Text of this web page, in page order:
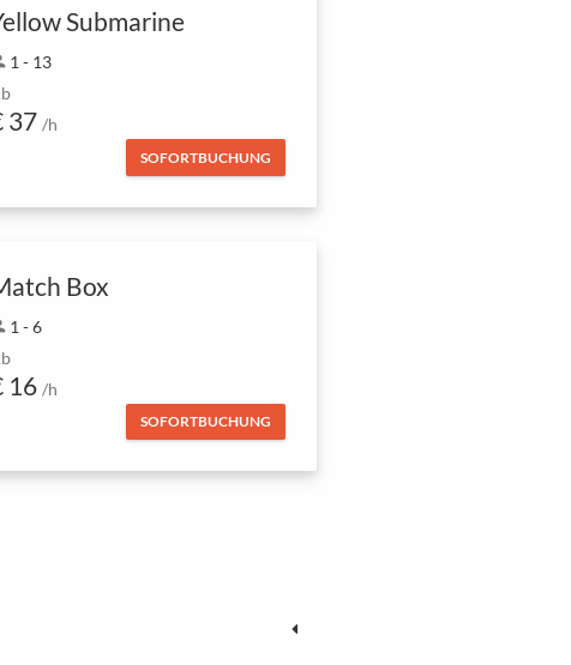
Submarine
1 - 13
37 /h
SOFORTBUCHUNG
Box
1 - 6
16 /h
SOFORTBUCHUNG